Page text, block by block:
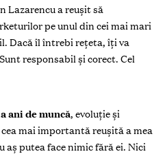
Lazarencu a reuşit să
pe unul din cei mai mari
Dacă îl întrebi reţeta, îţi va
responsabil şi corect. Cel
ani de muncă, evoluţie şi
mai importantă reuşită a mea
aş putea face nimic fără ei. Nici